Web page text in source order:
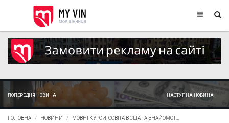
ПОПЕРЕДНЯ НОВИНА НАСТУПНА НОВИНА
ГОЛОВНА НОВИНИ МОВНІ КУРСИ, ОСВІТА В США ТА ЗНАЙОМСТ...